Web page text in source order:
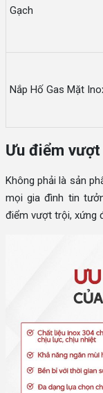
Gạch
Nắp Hố Gas Mặt
Ưu điểm
Không phải là sản
mọi gia đình tin
điểm vượt trội, xứng